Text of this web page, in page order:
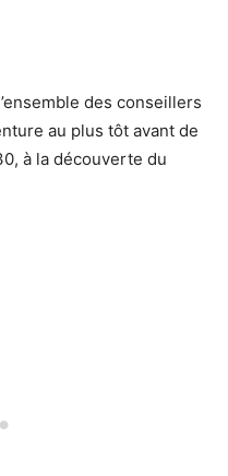
des conseillers
au plus tôt avant de
à la découverte du